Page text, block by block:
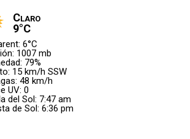
las causas que originaron el
impacto,
, mientras que la otra persona sufrió
leve.
a una empresa de
ocupantes eran oriundos de esa
momento,las autoridades no
Claro
9°C
6°C
1007 mb
79%
15 km/h SSW
48 km/h
UV: 0
del Sol: 7:47 am
de Sol: 6:36 pm